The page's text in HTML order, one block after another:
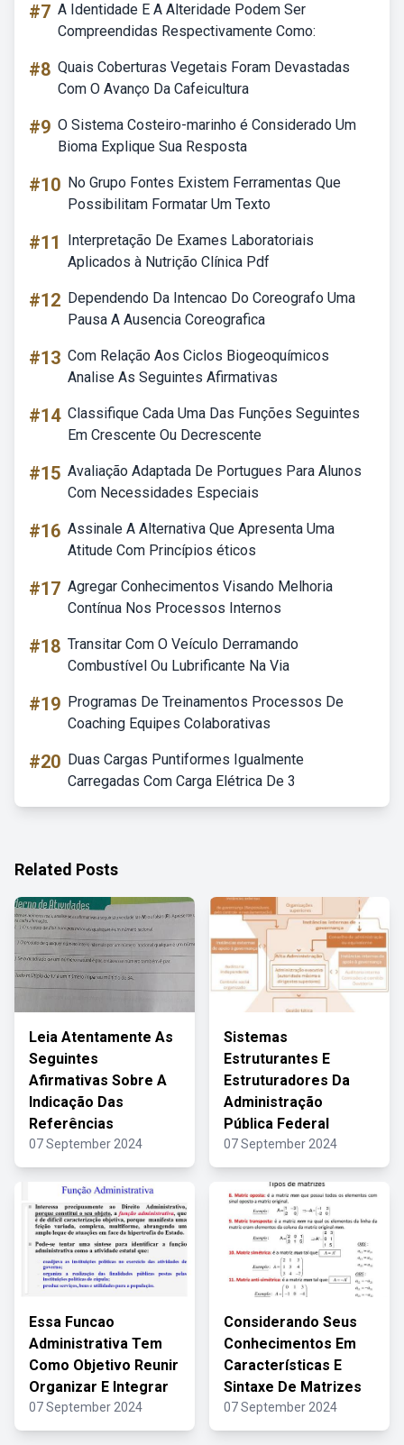
#7 A Identidade E A Alteridade Podem Ser
Compreendidas Respectivamente Como:
#8 Quais Coberturas Vegetais Foram Devastadas
Com O Avanço Da Cafeicultura
#9 O Sistema Costeiro-marinho é Considerado Um
Bioma Explique Sua Resposta
#10 No Grupo Fontes Existem Ferramentas Que
Possibilitam Formatar Um Texto
#11
Interpretação De Exames Laboratoriais
Aplicados à Nutrição Clínica Pdf
#12 Dependendo Da Intencao Do Coreografo Uma
Pausa A Ausencia Coreografica
#13 Com Relação Aos Ciclos Biogeoquímicos
Analise As Seguintes Afirmativas
#14 Classifique Cada Uma Das Funções Seguintes
Em Crescente Ou Decrescente
#15 Avaliação Adaptada De Portugues Para Alunos
Com Necessidades Especiais
#16 Assinale A Alternativa Que Apresenta Uma
Atitude Com Princípios éticos
#17 Agregar Conhecimentos Visando Melhoria
Contínua Nos Processos Internos
#18 Transitar Com O Veículo Derramando
Combustível Ou Lubrificante Na Via
#19 Programas De Treinamentos Processos De
Coaching Equipes Colaborativas
#20 Duas Cargas Puntiformes Igualmente
Carregadas Com Carga Elétrica De 3
Related Posts
Leia Atentamente As
Seguintes
Afirmativas Sobre A
Indicação Das
Referências
07 September 2024
Sistemas
Estruturantes E
Estruturadores Da
Administração
Pública Federal
07 September 2024
Essa Funcao
Administrativa Tem
Como Objetivo Reunir
Organizar E Integrar
07 September 2024
Considerando Seus
Conhecimentos Em
Características E
Sintaxe De Matrizes
07 September 2024